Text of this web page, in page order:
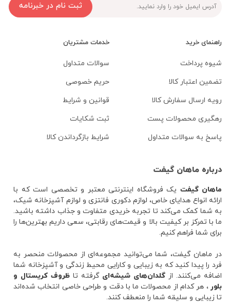
ثبت نام در خبرنامه
راهنمای خرید
شیوه پرداخت
تضمین اعتبار کالا
رویه ارسال سفارش کالا
رهگیری محصولات پست
پاسخ به سوالات متداول
خدمات مشتریان
سوالات متداول
حریم خصوصی
قوانین و شرایط
ثبت شکایات
شرایط بازگرداندن کالا
درباره ماهان گیفت
ماهان گیفت یک فروشگاه اینترنتی معتبر و تخصصی است که با
ارائه انواع هدایای خاص، لوازم دکوری فانتزی و لوازم آشپزخانه شیک،
به شما کمک می‌کند تا تجربه خریدی متفاوت و جذاب داشته باشید.
ما با تمرکز بر کیفیت بالا و قیمت‌های رقابتی، سعی داریم بهترین‌ها را
برای شما فراهم کنیم.
در ماهان گیفت، شما می‌توانید مجموعه‌ای از محصولات منحصر به
فرد را پیدا کنید که به زیبایی و کارایی محیط زندگی و آشپزخانه شما
اضافه می‌کنند. از گلدان‌های شیشه‌ایگرفته تاظروف کریستال و
بلور، هر کدام از محصولات ما با دقت و طراحی خاصی انتخاب شده‌اند
تا زیبایی و سلیقه شما را منعطف کنند.